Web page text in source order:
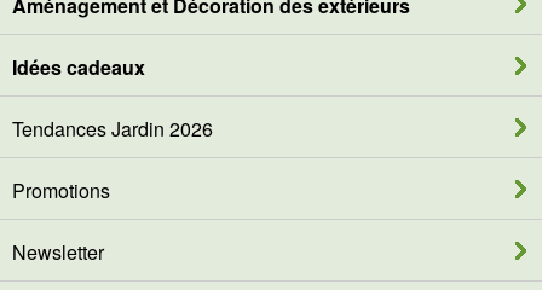
Idées cadeaux
Tendances Jardin 2026
Promotions
Newsletter